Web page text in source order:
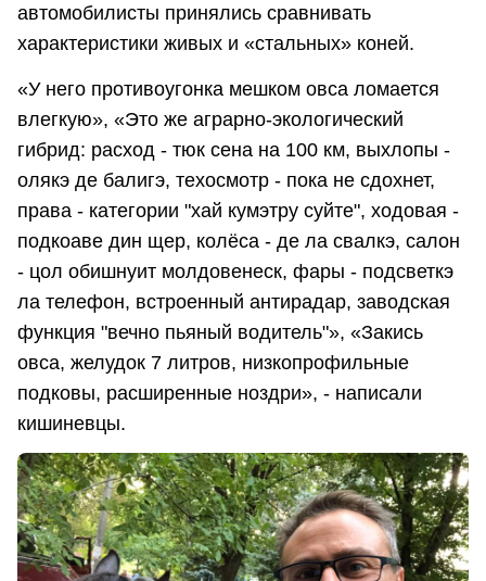
автомобилисты принялись сравнивать
характеристики живых и «стальных» коней.
«У него противоугонка мешком овса ломается
влегкую», «Это же аграрно-экологический
гибрид: расход - тюк сена на 100 км, выхлопы -
олякэ де балигэ, техосмотр - пока не сдохнет,
права - категории "хай кумэтру суйте", ходовая -
подкоаве дин щер, колёса - де ла свалкэ, салон
- цол обишнуит молдовенеск, фары - подсветкэ
ла телефон, встроенный антирадар, заводская
функция "вечно пьяный водитель"», «Закись
овса, желудок 7 литров, низкопрофильные
подковы, расширенные ноздри», - написали
кишиневцы.